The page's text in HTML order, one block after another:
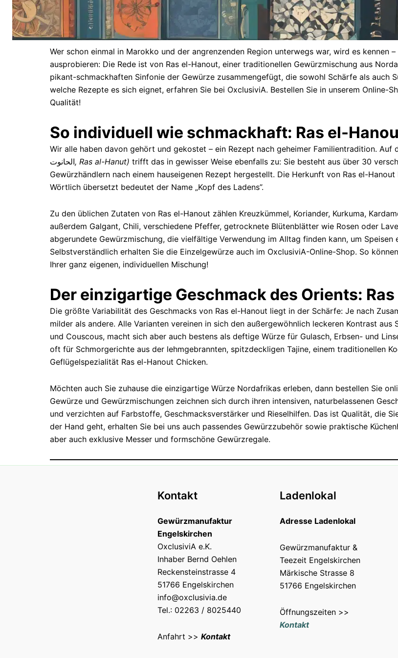
Wer schon einmal in Marokko und der angrenzenden Region unterwegs war, wird es kennen
ausprobieren: Die Rede ist von Ras el-Hanout, einer traditionellen Gewürzmischung aus
pikant-schmackhaften Sinfonie der Gewürze zusammengefügt, die sowohl Schärfe als auch
welche Rezepte es sich eignet, erfahren Sie bei OxclusiviA. Bestellen Sie in unserem Online-
Qualität!
So individuell wie schmackhaft: Ras el-
Wir alle haben davon gehört und gekostet – ein Rezept nach geheimer Familientradition. Auf
الحانوت, Ras al-Hanut) trifft das in gewisser Weise ebenfalls zu: Sie besteht aus über 30
Gewürzhändlern nach einem hauseigenen Rezept hergestellt. Die Herkunft von Ras el-
Wörtlich übersetzt bedeutet der Name „Kopf des Ladens”.
Zu den üblichen Zutaten von Ras el-Hanout zählen Kreuzkümmel, Koriander, Kurkuma,
außerdem Galgant, Chili, verschiedene Pfeffer, getrocknete Blütenblätter wie Rosen oder
abgerundete Gewürzmischung, die vielfältige Verwendung im Alltag finden kann, um Speisen
Selbstverständlich erhalten Sie die Einzelgewürze auch im OxclusiviA-Online-Shop. So
Ihrer ganz eigenen, individuellen Mischung!
Der einzigartige Geschmack des Orients:
Die größte Variabilität des Geschmacks von Ras el-Hanout liegt in der Schärfe: Je nach
milder als andere. Alle Varianten vereinen in sich den außergewöhnlich leckeren Kontrast
und Couscous, macht sich aber auch bestens als deftige Würze für Gulasch, Erbsen- und
oft für Schmorgerichte aus der lehmgebrannten, spitzdeckligen Tajine, einem traditionellen
Geflügelspezialität Ras el-Hanout Chicken.
Möchten auch Sie zuhause die einzigartige Würze Nordafrikas erleben, dann bestellen Sie
Gewürze und Gewürzmischungen zeichnen sich durch ihren intensiven, naturbelassenen
und verzichten auf Farbstoffe, Geschmacksverstärker und Rieselhilfen. Das ist Qualität, die
der Hand geht, erhalten Sie bei uns auch passendes Gewürzzubehör sowie praktische
aber auch exklusive Messer und formschöne Gewürzregale.
Kontakt
Gewürzmanufaktur
Engelskirchen
OxclusiviA e.K.
Inhaber Bernd Oehlen
Reckensteinstrasse 4
51766 Engelskirchen
info@oxclusivia.de
Tel.: 02263 / 8025440
Anfahrt >> Kontakt
Ladenlokal
Adresse Ladenlokal
Gewürzmanufaktur &
Teezeit Engelskirchen
Märkische Strasse 8
51766 Engelskirchen
Öffnungszeiten >>
Kontakt